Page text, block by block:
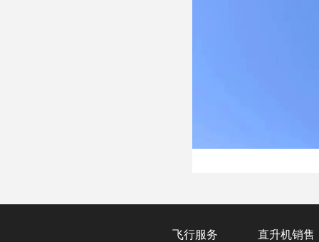
飞行服务 直升机销售